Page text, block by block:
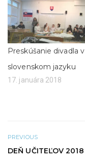
í
s
a
v
n
o
v
o
o
n
o
o
m
o
k
n
)
Preskúšanie divadla v
slovenskom jazyku
17. januára 2018
PREVIOUS
DEŇ UČITEĽOV 2018